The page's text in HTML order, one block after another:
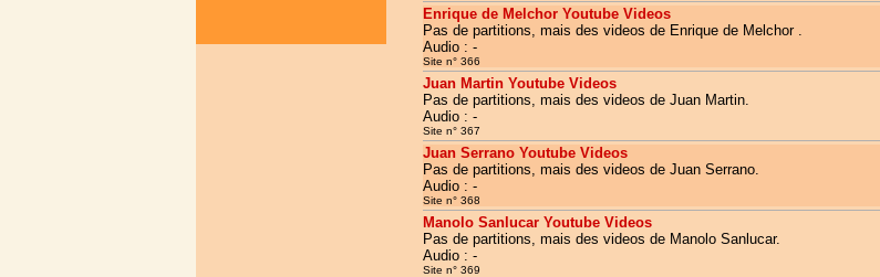
Enrique de Melchor Youtube Videos
Pas de partitions, mais des videos de Enrique de Melchor .
Audio : -
Site n° 366
Juan Martin Youtube Videos
Pas de partitions, mais des videos de Juan Martin.
Audio : -
Site n° 367
Juan Serrano Youtube Videos
Pas de partitions, mais des videos de Juan Serrano.
Audio : -
Site n° 368
Manolo Sanlucar Youtube Videos
Pas de partitions, mais des videos de Manolo Sanlucar.
Audio : -
Site n° 369